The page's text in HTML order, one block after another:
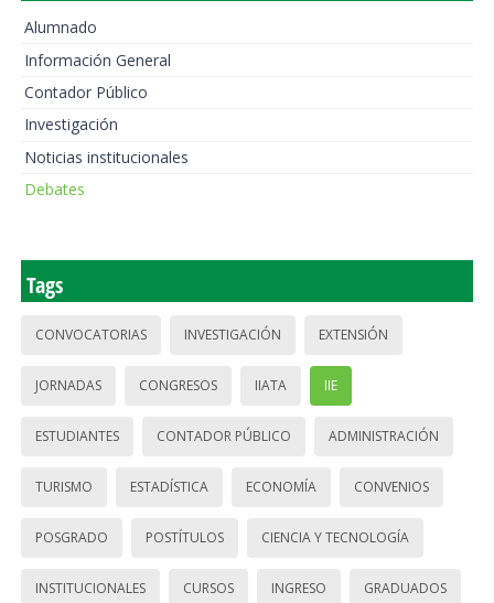
Alumnado
Información General
Contador Público
Investigación
Noticias institucionales
Debates
Tags
CONVOCATORIAS INVESTIGACIÓN EXTENSIÓN
JORNADAS CONGRESOS IIATA IIE
ESTUDIANTES CONTADOR PÚBLICO ADMINISTRACIÓN
TURISMO ESTADÍSTICA ECONOMÍA CONVENIOS
POSGRADO POSTÍTULOS CIENCIA Y TECNOLOGÍA
INSTITUCIONALES CURSOS INGRESO GRADUADOS